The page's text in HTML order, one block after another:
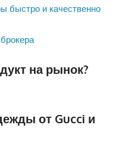
быстро и качественно
на рынок?
от Gucci и